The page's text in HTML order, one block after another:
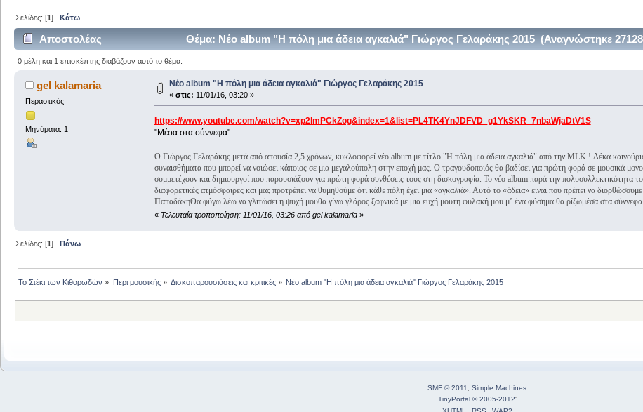
Σελίδες: [1]Κάτω
Αποστολέας Θέμα: Νέο album "Η πόλη μια άδεια αγκαλιά" Γιώργος Γελαράκης 2015 (Αναγνώστηκε
0 μέλη και 1 επισκέπτης διαβάζουν αυτό το θέμα.
gel kalamaria
Περαστικός
Μηνύματα: 1
Νέο album "Η πόλη μια άδεια αγκαλιά" Γιώργος Γελαράκης 2015
« στις: 11/01/16, 03:20 »
https://www.youtube.com/watch?v=xp2lmPCkZog&index=1&list=PL4TK4YnJDFVD_g1YkSKR_7nbaWjaDtV1S
"Μέσα στα σύννεφα"
O Γιώργος Γελαράκης μετά από απουσία 2,5 χρόνων, κυκλοφoρεί νέο album με τίτλο "Η πόλη μια άδεια αγκαλιά" από την MLK ! Δέκα
συναισθήματα που μπορεί να νοιώσει κάποιος σε μια μεγαλούπολη στην εποχή μας. Ο τραγουδοποιός θα βαδίσει για πρώτη φορά σε μουσικά
συμμετέχουν και δημιουργοί που παρουσιάζουν για πρώτη φορά συνθέσεις τους στη δισκογραφία. Το νέο album παρά την πολυσυλλεκτικότητα
διαφορετικές ατμόσφαιρες και μας προτρέπει να θυμηθούμε ότι κάθε πόλη έχει μια «αγκαλιά». Αυτό το «άδεια» είναι που πρέπει να
ΠαπαδάκηΘα φύγω λέω να γλιτώσει η ψυχή μουθα γίνω γλάρος ξαφνικά με μια ευχή μουτη φυλακή μου μʼ ένα φύσημα θα ρίξωμέσα στα
« Τελευταία τροποποίηση: 11/01/16, 03:26 από gel kalamaria»
Σελίδες: [1]Πάνω
Το Στέκι των Κιθαρωδών » Περι μουσικής» Δισκοπαρουσιάσεις και κριτικές» Νέο album "Η πόλη μια άδεια αγκαλιά" Γιώργος Γελαράκης 2015
SMF © 2011
Simple Machines
TinyPortal © 2005-2012'